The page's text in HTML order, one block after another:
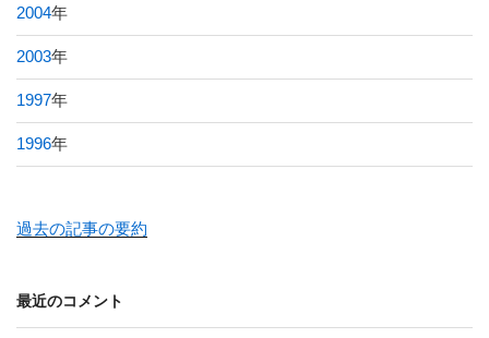
2004年
2003年
1997年
1996年
過去の記事の要約
最近のコメント